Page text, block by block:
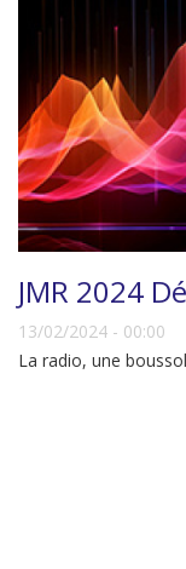
JMR 2024
13/02/2024 - 00:00
La radio, une